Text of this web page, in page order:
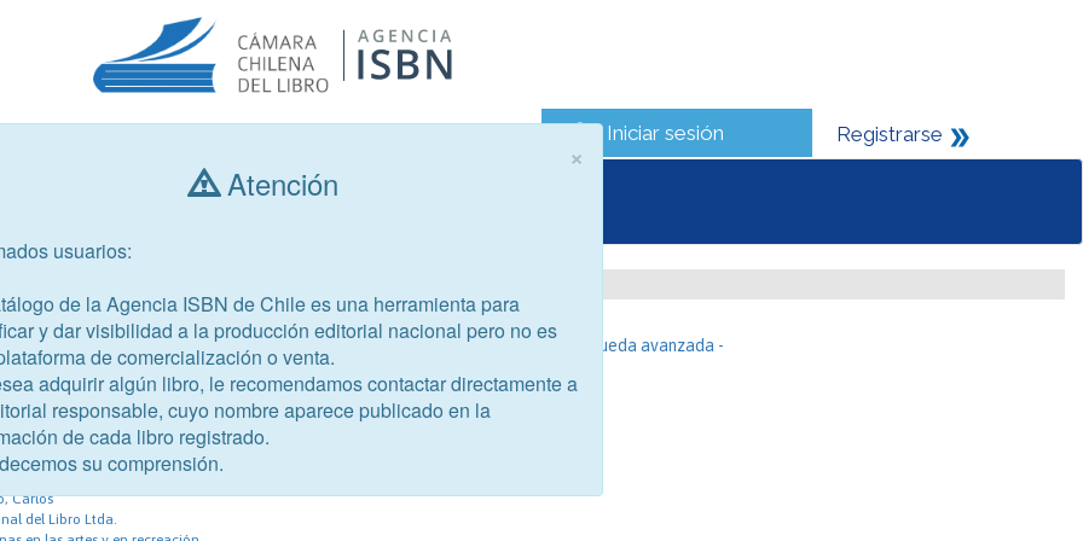
Iniciar sesión Registrarse
Consultar libros
- Búsqueda avanzada -
9
Rodríguez in London
Carlos
del Libro Ltda.
×
Atención
usuarios:
de la Agencia ISBN de Chile es una herramienta para
y dar visibilidad a la producción editorial nacional pero no es
de comercialización o venta.
adquirir algún libro, le recomendamos contactar directamente a
responsable, cuyo nombre aparece publicado en la
de cada libro registrado.
su comprensión.